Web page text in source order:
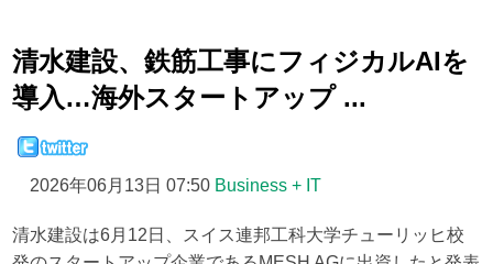
清水建設、鉄筋工事にフィジカルAIを
導入…海外スタートアップ ...
2026年06月13日 07:50 Business + IT
清水建設は6月12日、スイス連邦工科大学チューリッヒ校